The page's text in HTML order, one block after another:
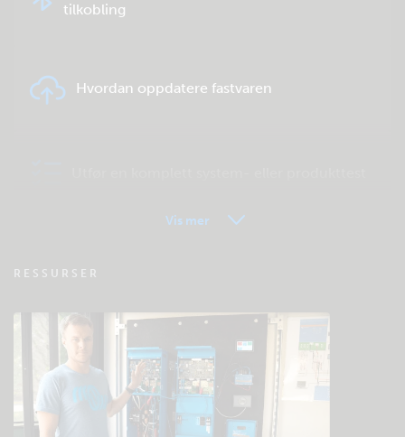
tilkobling
Hvordan oppdatere fastvaren
Sjekk fellesskapets kunnskapsbase
Generell nedlasting og dokumentasjon
Vis mer
RESSURSER